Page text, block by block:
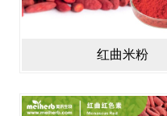
红曲米粉